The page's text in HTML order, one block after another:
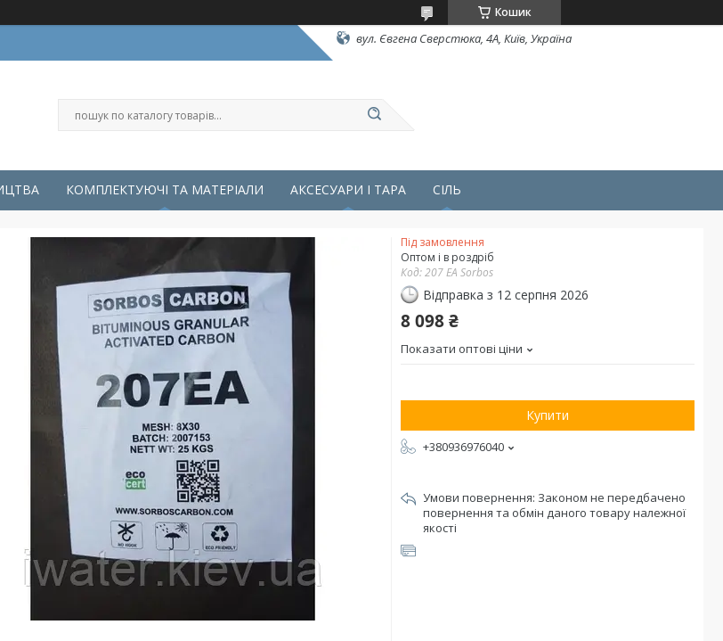
Кошик
вул. Євгена Сверстюка, 4А, Київ, Україна
КОМПЛЕКТУЮЧІ ТА МАТЕРІАЛИ АКСЕСУАРИ І ТАРА СІЛЬ
Під замовлення
Оптом і в роздріб
Код:207 ЕА Sorbos
Відправка з 12 серпня 2026
8 098 ₴
Показати оптові ціни
Купити
+380936976040
Законом не передбачено
повернення та обмін даного товару належної
якості